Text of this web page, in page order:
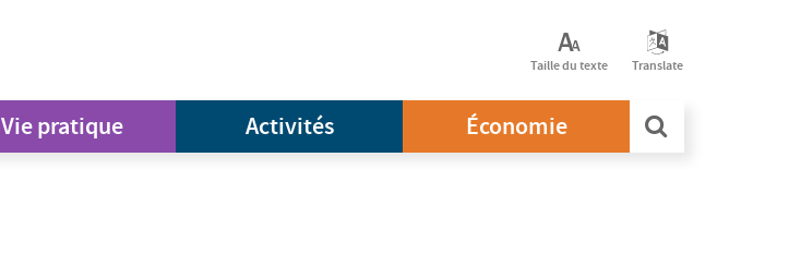
Taille du texte Translate
Vie pratique Activités Économie